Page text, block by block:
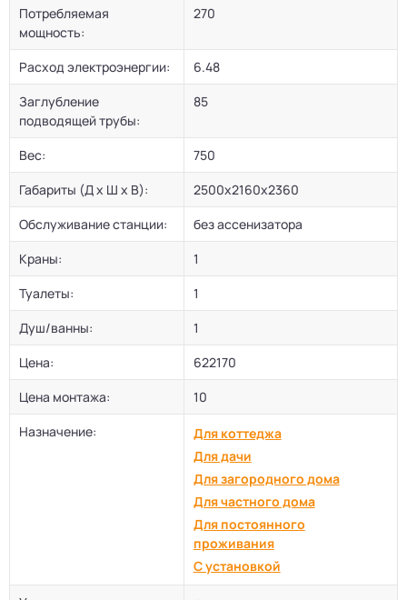
Потребляемая
мощность:
270
Расход электроэнергии:
6.48
Заглубление
подводящей трубы:
85
Вес:
750
Габариты (Д х Ш х В):
2500x2160x2360
Обслуживание станции:
без ассенизатора
Краны:
1
Туалеты:
1
Душ/ванны:
1
Цена:
622170
Цена монтажа:
10
Назначение:
Для коттеджа
Для дачи
Для загородного дома
Для частного дома
Для постоянного
проживания
С установкой